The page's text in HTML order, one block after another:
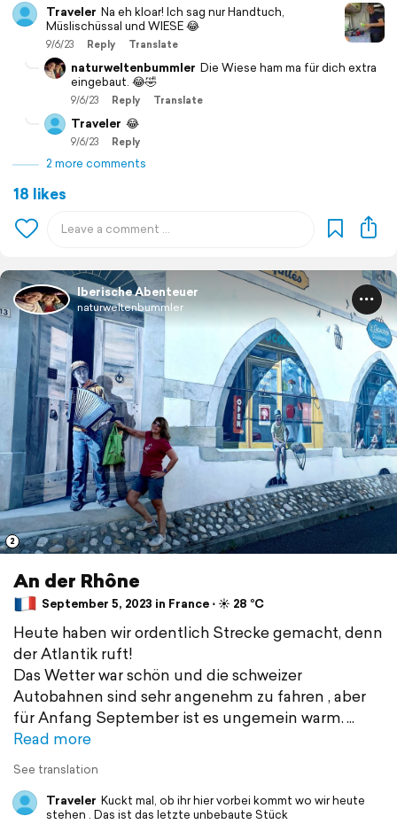
Traveler Na eh kloar! Ich sag nur Handtuch,
Müslischüssal und WIESE 😂
9/6/23 Reply Translate
naturweltenbummler Die Wiese ham ma für dich extra
eingebaut. 😂🤣
9/6/23 Reply Translate
Traveler 😂
9/6/23 Reply
2 more comments
18 likes
Iberische Abenteuer
naturweltenbummler
2
An der Rhône
September 5, 2023 in France ⋅ ☀️ 28 °C
Heute haben wir ordentlich Strecke gemacht, denn
der Atlantik ruft!
Das Wetter war schön und die schweizer
Autobahnen sind sehr angenehm zu fahren , aber
für Anfang September ist es ungemein warm.
Read more
See translation
Traveler Kuckt mal, ob ihr hier vorbei kommt wo wir heute
stehen . Das ist das letzte unbebaute Stück